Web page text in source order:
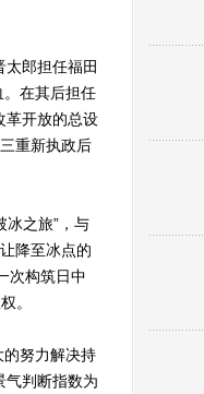
郎担任福田
在其后担任
革开放的总设
重新执政后
之旅”，与
降至冰点的
次构筑日中
。
努力解决持
气判断指数为